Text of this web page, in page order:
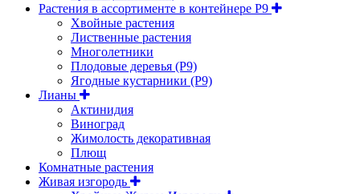
Растения в ассортименте в контейнере P9
Хвойные растения
Лиственные растения
Многолетники
Плодовые деревья (Р9)
Ягодные кустарники (Р9)
Лианы
Актинидия
Виноград
Жимолость декоративная
Плющ
Комнатные растения
Живая изгородь